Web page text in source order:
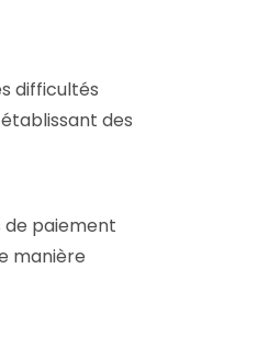
difficultés
des
de paiement
manière